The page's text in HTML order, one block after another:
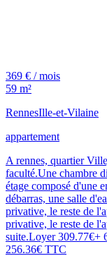
369 € / mois
59 m²
RennesIlle-et-Vilaine
appartement
A rennes, quartier
faculté.Une chambre
étage composé d'une
débarras, une salle
privative, le reste de
privative, le reste de
suite.Loyer 309.77€+
256.36€ TTC